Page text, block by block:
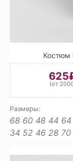
(от
Размеры:
68 60 48 44 64
34 52 46 28 70